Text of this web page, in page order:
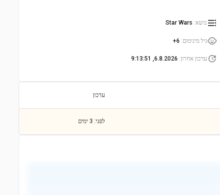
נושא:
Star Wars
גיל מינימום:
6+
עדכון אחרון:
6.8.2026, 9:13:51
עדכון
לפני: 3 ימים